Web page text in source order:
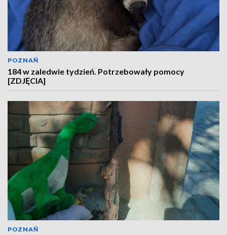
POZNAŃ
184 w zaledwie tydzień. Potrzebowały pomocy
[ZDJĘCIA]
POZNAŃ